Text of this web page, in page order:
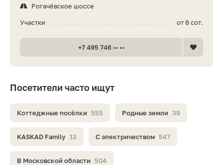
Посетители часто ищут
Коттеджные посёлки 555 Родные земли 39
KASKAD Family 13 С электричеством 547
В Московской области 504
Рогачёвское шоссе
от 8 сот.
Участки
+7 495 746 •• ••